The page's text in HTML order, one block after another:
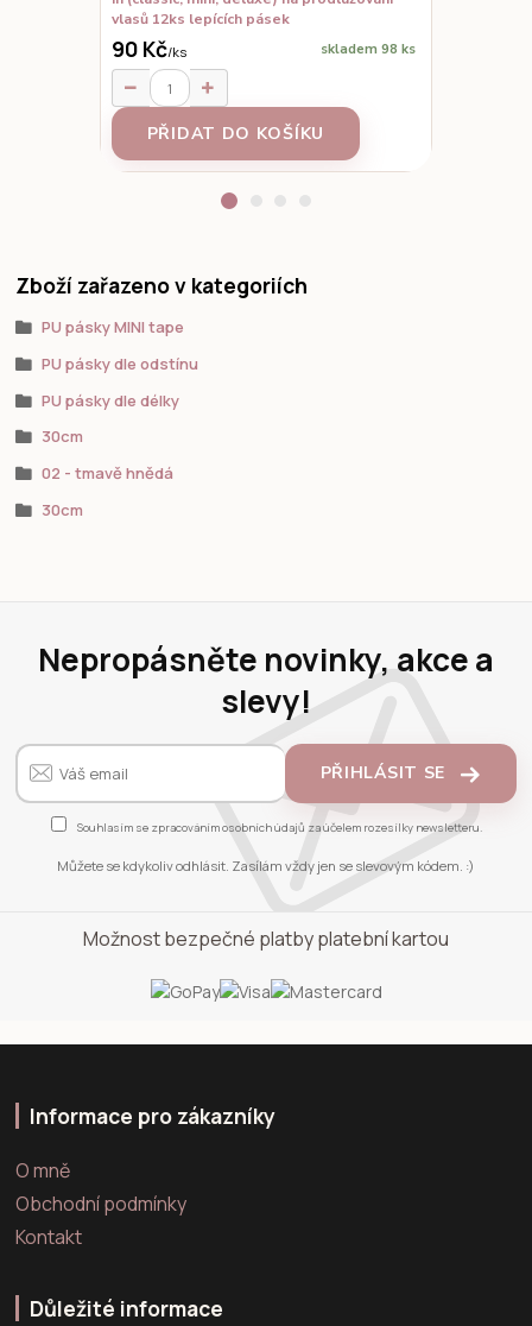
vlasů 12ks lepících pásek
90 Kč/ks skladem 98 ks
PŘIDAT DO KOŠÍKU
Zboží zařazeno v kategoriích
PU pásky MINI tape
PU pásky dle odstínu
PU pásky dle délky
30cm
02 - tmavě hnědá
30cm
Nepropásněte novinky, akce a
slevy!
PŘIHLÁSIT SE
Souhlasím se zpracováním osobních údajů za účelem rozesílky newsletteru.
Můžete se kdykoliv odhlásit. Zasílám vždy jen se slevovým kódem. :)
Možnost bezpečné platby platební kartou
Informace pro zákazníky
O mně
Obchodní podmínky
Kontakt
Důležité informace